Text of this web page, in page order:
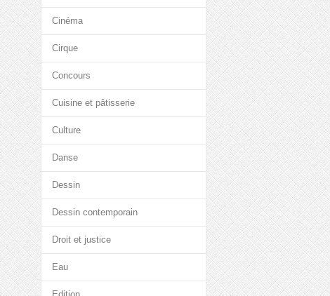
Cinéma
Cirque
Concours
Cuisine et pâtisserie
Culture
Danse
Dessin
Dessin contemporain
Droit et justice
Eau